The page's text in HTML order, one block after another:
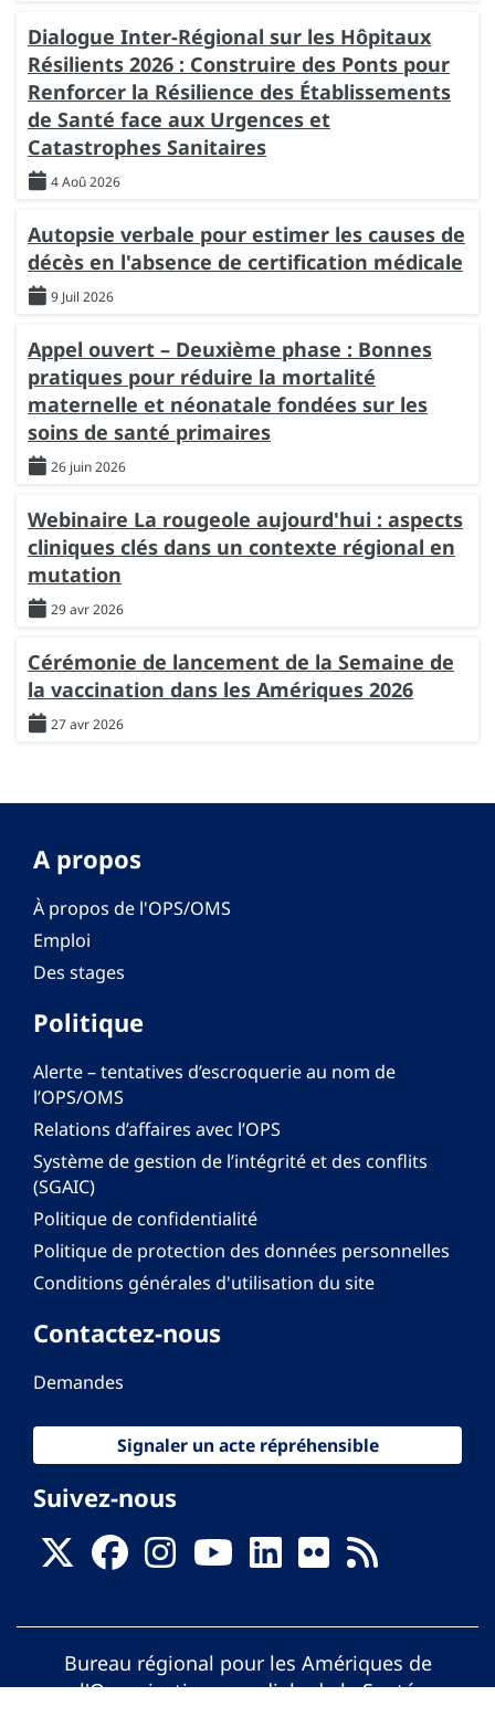
Dialogue Inter-Régional sur les Hôpitaux
Résilients 2026 : Construire des Ponts pour
Renforcer la Résilience des Établissements
de Santé face aux Urgences et
Catastrophes Sanitaires
4 Aoû 2026
Autopsie verbale pour estimer les causes de
décès en l'absence de certification médicale
9 Juil 2026
Appel ouvert – Deuxième phase : Bonnes
pratiques pour réduire la mortalité
maternelle et néonatale fondées sur les
soins de santé primaires
26 juin 2026
Webinaire La rougeole aujourd'hui : aspects
cliniques clés dans un contexte régional en
mutation
29 avr 2026
Cérémonie de lancement de la Semaine de
la vaccination dans les Amériques 2026
27 avr 2026
A propos
À propos de l'OPS/OMS
Emploi
Des stages
Politique
Alerte – tentatives d’escroquerie au nom de
l’OPS/OMS
Relations d’affaires avec l’OPS
Système de gestion de l’intégrité et des conflits
(SGAIC)
Politique de confidentialité
Politique de protection des données personnelles
Conditions générales d'utilisation du site
Contactez-nous
Demandes
Signaler un acte répréhensible
Suivez-nous
Bureau régional pour les Amériques de
l'Organisation mondiale de la Santé